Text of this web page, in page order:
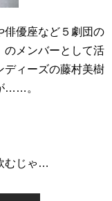
優座など５劇団の
のメンバーとして活
ディーズの藤村美樹
……。
むじゃ…